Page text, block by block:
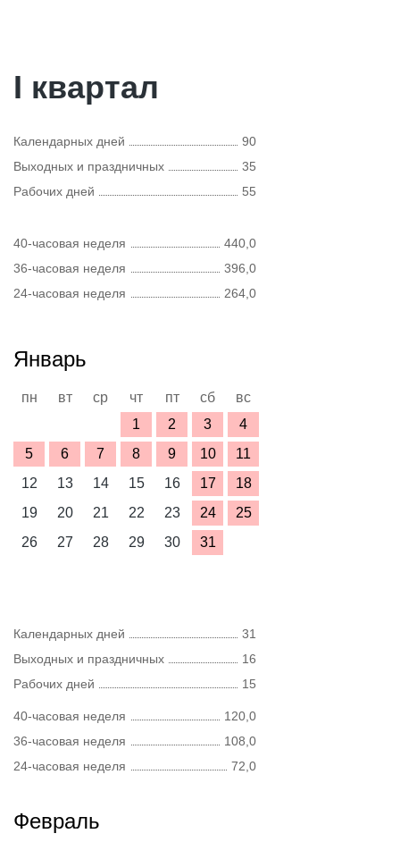
I квартал
Календарных дней
90
Выходных и праздничных
35
Рабочих дней
55
40-часовая неделя
440,0
36-часовая неделя
396,0
24-часовая неделя
264,0
Январь
пн вт ср чт пт сб
вс
1
2 3
4
5
6 7 8 9 10
11
12
13 14 15 16 17
18
19
20 21 22 23 24
25
26
27 28 29 30 31
Календарных дней
31
Выходных и праздничных
16
Рабочих дней
15
40-часовая неделя
120,0
36-часовая неделя
108,0
24-часовая неделя
72,0
Февраль